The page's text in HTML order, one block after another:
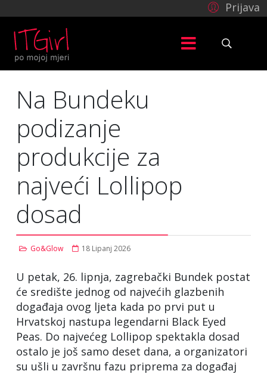
Prijava
Na Bundeku
podizanje
produkcije za
najveći Lollipop
dosad
Go&Glow 18 Lipanj 2026
U petak, 26. lipnja, zagrebački Bundek postat
će središte jednog od najvećih glazbenih
događaja ovog ljeta kada po prvi put u
Hrvatskoj nastupa legendarni Black Eyed
Peas. Do najvećeg Lollipop spektakla dosad
ostalo je još samo deset dana, a organizatori
su ušli u završnu fazu priprema za događaj